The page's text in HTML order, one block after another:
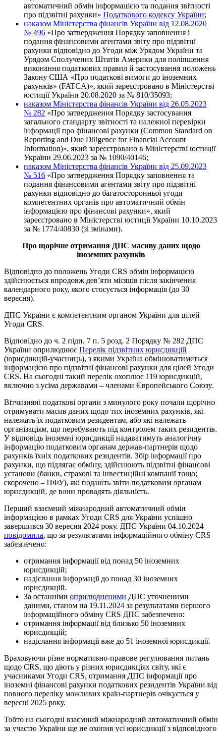
автоматичний обмін інформацією та подання звітності
про підзвітні рахунки» Податкового кодексу України;
наказом Міністерства фінансів України від 12.08.2020
№ 496 «Про затвердження Порядку заповнення і
подання фінансовими агентами звіту про підзвітні
рахунки відповідно до Угоди між Урядом України та
Урядом Сполучених Штатів Америки для поліпшення
виконання податкових правил й застосування положень
Закону США «Про податкові вимоги до іноземних
рахунків» (FATCA)», який зареєстровано в Міністерстві
юстиції України 20.08.2020 за № 810/35093;
наказом Міністерства фінансів України від 26.05.2023
№ 282 «Про затвердження Порядку застосування
загального стандарту звітності та належної перевірки
інформації про фінансові рахунки (Common Standard on
Reporting and Due Diligence for Financial Account
Information)», який зареєстровано в Міністерстві юстиції
України 29.06.2023 за № 1090/40146;
наказом Міністерства фінансів України від 25.09.2023
№ 516 «Про затвердження Порядку заповнення та
подання фінансовими агентами звіту про підзвітні
рахунки відповідно до багатосторонньої угоди
компетентних органів про автоматичний обмін
інформацією про фінансові рахунки», який
зареєстровано в Міністерстві юстиції України 10.10.2023
за № 1774/40830 (зі змінами).
Про щорічне отримання ДПС масиву даних щодо
іноземних рахунків
Відповідно до положень Угоди CRS обмін інформацією
здійснюється впродовж дев’яти місяців після закінчення
календарного року, якого стосується інформація (до 30
вересня).
ДПС України є компетентним органом України для цілей
Угоди CRS.
Відповідно до ч. 2 підп. 7 п. 5 розд. 2 Порядку № 282 ДПС
України оприлюднює Перелік підзвітних юрисдикцій
(юрисдикцій-учасниць), з якими Україна обмінюватиметься
інформацією про підзвітні фінансові рахунки для цілей Угоди
CRS. На сьогодні такий перелік охоплює 119 юрисдикцій,
включно з усіма державами – членами Європейського Союзу.
Вітчизняні податкові органи з минулого року почали щорічно
отримувати масив даних щодо тих іноземних рахунків, які
належать їх податковим резидентам, або які належать
організаціям, що перебувають під контролем таких резидентів.
У відповідь іноземні юрисдикції надаватимуть аналогічну
інформацію податковим органам держав-партнерів щодо
рахунків їхніх податкових резидентів. Збір інформації про
рахунки, що підлягає обміну, здійснюють підзвітні фінансові
установи (банки, страхові та інвестиційні компанії тощо;
скорочено – ПФУ), які подають звіти податковим органам
юрисдикцій, де вони провадять діяльність.
Перший взаємний міжнародний автоматичний обмін
інформацією в рамках Угоди CRS для України успішно
завершився 30 вересня 2024 року. ДПС України 04.10.2024
повідомила, що за результатами інформаційного обміну CRS
забезпечено:
отримання інформації від понад 50 іноземних
юрисдикцій;
надіслання інформації до понад 30 іноземних
юрисдикцій.
За останніми оприлюдненими ДПС уточненими
даними, станом на 19.11.2024 за результатами першого
інформаційного обміну CRS ДПС забезпечено:
отримання інформації від близько 50 іноземних
юрисдикцій;
надіслання інформації вже до 51 іноземної юрисдикції.
Враховуючи різне нормативно-правове регулювання питань
щодо CRS, що діють у різних юрисдикціях світу, які є
учасниками Угоди CRS, отримання ДПС інформації про
іноземні фінансові рахунки податкових резидентів України від
повного переліку можливих країн-партнерів очікується у
вересні 2025 року.
Тобто на сьогодні взаємний міжнародний автоматичний обмін
за участю України ще не охопив усі юрисдикції з відповідного